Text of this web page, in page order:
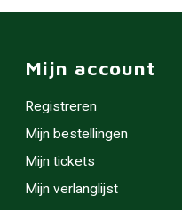
Mijn account
Registreren
Mijn bestellingen
Mijn tickets
Mijn verlanglijst